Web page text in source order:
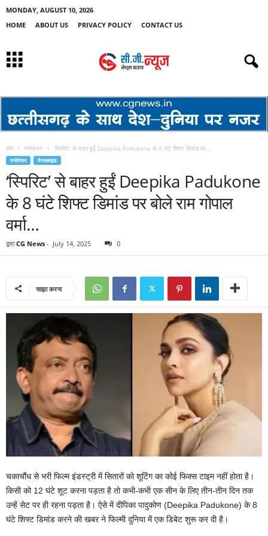
MONDAY, AUGUST 10, 2026
HOME
ABOUT US PRIVACY POLICY CONTACT US
होम मनोरंजन ‘स्पिरिट’ से बाहर हुईं Deepika Padukone के 8 घंटे शिफ्ट डिमांड पर...
मनोरंजन मेनस्लाइड
‘स्पिरिट’ से बाहर हुईं Deepika Padukone
के 8 घंटे शिफ्ट डिमांड पर बोले राम गोपाल
वर्मा…
द्वारा CG News - July 14, 2025 0
साझा करना
चकाचौंध से भरी फिल्म इंडस्ट्री में सितारों को शूटिंग का कोई फिक्स टाइम नहीं होता है।
किसी को 12 घंटे शूट करना पड़ता है तो कभी-कभी एक सीन के लिए तीन-तीन दिन तक
उन्हें सेट पर ही रहना पड़ता है। ऐसे में दीपिका पादुकोण (Deepika Padukone) के 8
घंटे शिफ्ट डिमांड करने की खबर ने फिल्मी दुनिया में एक डिबेट शुरू कर दी है।